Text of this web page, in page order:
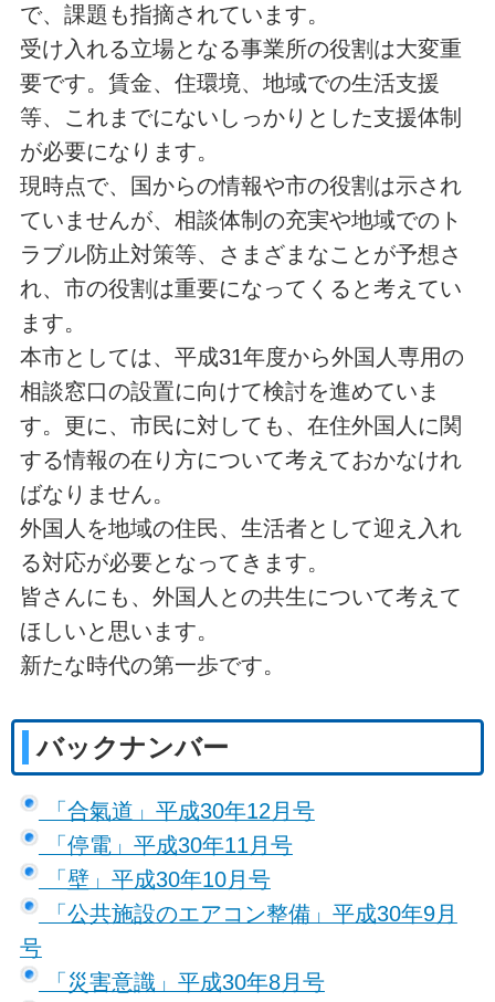
で、課題も指摘されています。
受け入れる立場となる事業所の役割は大変重
要です。賃金、住環境、地域での生活支援
等、これまでにないしっかりとした支援体制
が必要になります。
現時点で、国からの情報や市の役割は示され
ていませんが、相談体制の充実や地域でのト
ラブル防止対策等、さまざまなことが予想さ
れ、市の役割は重要になってくると考えてい
ます。
本市としては、平成31年度から外国人専用の
相談窓口の設置に向けて検討を進めていま
す。更に、市民に対しても、在住外国人に関
する情報の在り方について考えておかなけれ
ばなりません。
外国人を地域の住民、生活者として迎え入れ
る対応が必要となってきます。
皆さんにも、外国人との共生について考えて
ほしいと思います。
新たな時代の第一歩です。
バックナンバー
「合氣道」平成30年12月号
「停電」平成30年11月号
「壁」平成30年10月号
「公共施設のエアコン整備」平成30年9月
号
「災害意識」平成30年8月号